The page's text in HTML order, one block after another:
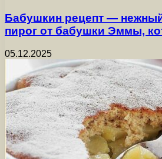
Бабушкин рецепт —
пирог от бабушки Эммы,
05.12.2025